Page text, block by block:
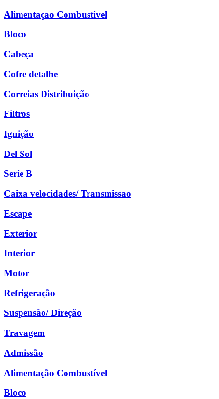
Alimentaçao Combustivel
Bloco
Cabeça
Cofre detalhe
Correias Distribuição
Filtros
Ignição
Del Sol
Serie B
Caixa velocidades/ Transmissao
Escape
Exterior
Interior
Motor
Refrigeração
Suspensão/ Direção
Travagem
Admissão
Alimentação Combustível
Bloco